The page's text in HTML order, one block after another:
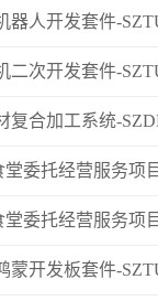
器人开发套件-
二次开发套件-
复合加工系统-
堂委托经营服务项
堂委托经营服务项
蒙开发板套件-